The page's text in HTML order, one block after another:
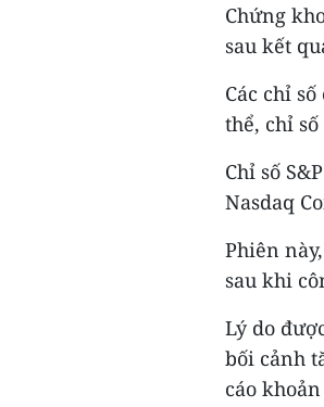
Chứng
sau kết
Các chỉ
thể, chỉ
Chỉ số
Nasdaq
Phiên
sau khi
Lý do
bối cảnh
cáo